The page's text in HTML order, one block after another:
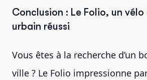
Conclusion : Le Folio, un
urbain réussi
Vous êtes à la recherche d’un
ville ? Le Folio impressionne